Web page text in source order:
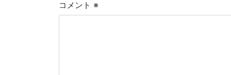
コメント ※